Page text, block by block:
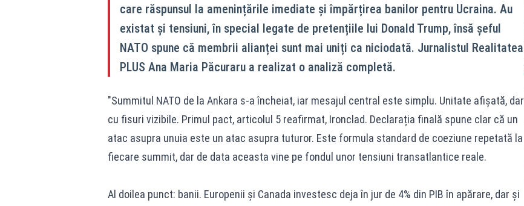
care răspunsul la amenințările imediate și împărțirea banilor pentru Ucraina. Au
existat și tensiuni, în special legate de pretențiile lui Donald Trump, însă șeful
NATO spune că membrii alianței sunt mai uniți ca niciodată. Jurnalistul Realitatea
PLUS Ana Maria Păcuraru a realizat o analiză completă.
"Summitul NATO de la Ankara s-a încheiat, iar mesajul central este simplu. Unitate afișată, dar
cu fisuri vizibile. Primul pact, articolul 5 reafirmat, Ironclad. Declarația finală spune clar că un
atac asupra unuia este un atac asupra tuturor. Este formula standard de coeziune repetată la
fiecare summit, dar de data aceasta vine pe fondul unor tensiuni transatlantice reale.
Al doilea punct: banii. Europenii și Canada investesc deja în jur de 4% din PIB în apărare, dar și